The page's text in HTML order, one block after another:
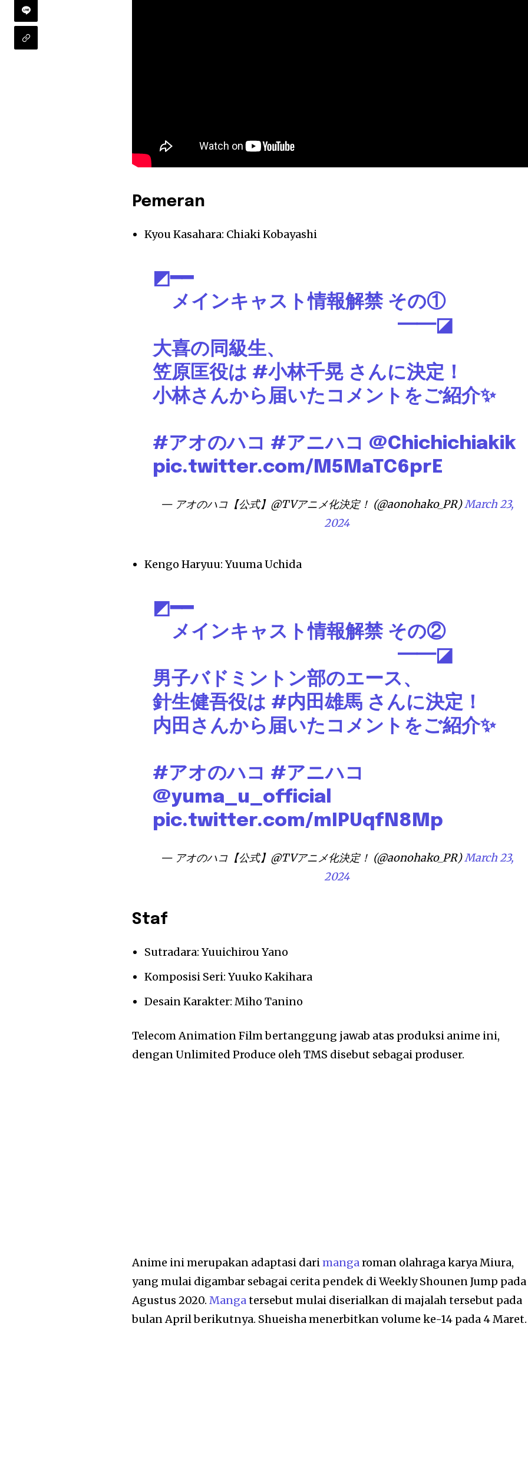
Pemeran
Kyou Kasahara: Chiaki Kobayashi
◩━━
メインキャスト情報解禁 その①
━━◪
大喜の同級生、
笠原匡役は #小林千晃 さんに決定！
小林さんから届いたコメントをご紹介✨
#アオのハコ #アニハコ @Chichichiakik
pic.twitter.com/M5MaTC6prE
— アオのハコ【公式】@TVアニメ化決定！ (@aonohako_PR)March 23,
2024
Kengo Haryuu: Yuuma Uchida
◩━━
メインキャスト情報解禁 その②
━━◪
男子バドミントン部のエース、
針生健吾役は #内田雄馬 さんに決定！
内田さんから届いたコメントをご紹介✨
#アオのハコ #アニハコ
@yuma_u_official
pic.twitter.com/mIPUqfN8Mp
— アオのハコ【公式】@TVアニメ化決定！ (@aonohako_PR)March 23,
2024
Staf
Sutradara: Yuuichirou Yano
Komposisi Seri: Yuuko Kakihara
Desain Karakter: Miho Tanino
Telecom Animation Film bertanggung jawab atas produksi anime ini,
dengan Unlimited Produce oleh TMS disebut sebagai produser.
Anime ini merupakan adaptasi darimangaroman olahraga karya Miura,
yang mulai digambar sebagai cerita pendek di Weekly Shounen Jump pada
Agustus 2020.Mangatersebut mulai diserialkan di majalah tersebut pada
bulan April berikutnya. Shueisha menerbitkan volume ke-14 pada 4 Maret.